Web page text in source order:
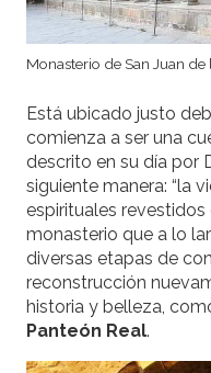
Monasterio de San Juan
Está ubicado justo
comienza a ser una
descrito en su día por
siguiente manera: “la
espirituales revestidos
monasterio que a lo
diversas etapas de
reconstrucción
historia y belleza,
Panteón Real.